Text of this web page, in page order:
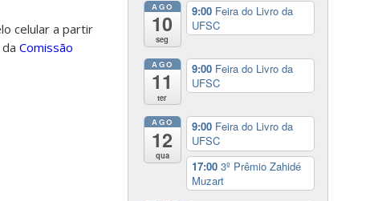
celular a partir
Comissão
AGO
10
seg
9:00 Feira do Livro da
UFSC
AGO
11
ter
9:00 Feira do Livro da
UFSC
AGO
12
qua
9:00 Feira do Livro da
UFSC
17:00 3º Prêmio Zahidé
Muzart